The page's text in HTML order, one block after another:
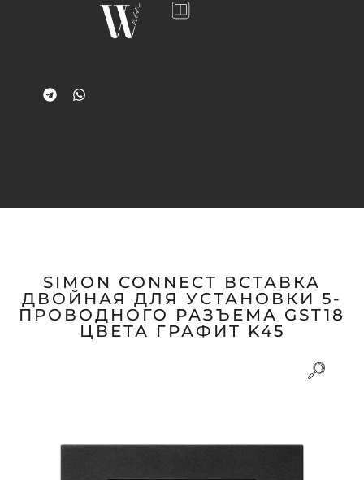
SIMON CONNECT ВСТАВКА
ДВОЙНАЯ ДЛЯ УСТАНОВКИ 5-
ПРОВОДНОГО РАЗЪЕМА GST18
ЦВЕТА ГРАФИТ K45